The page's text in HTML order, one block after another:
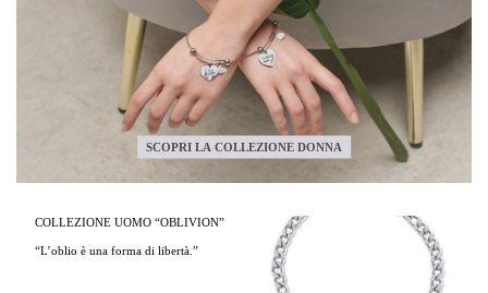
SCOPRI LA COLLEZIONE DONNA
COLLEZIONE UOMO “OBLIVION”
“L’oblio è una forma di libertà.”